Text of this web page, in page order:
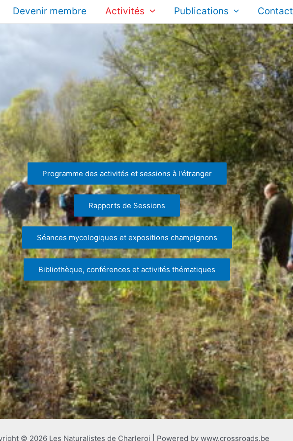
Devenir membre Activités Publications Contact
Programme des activités et sessions à l'étranger
Rapports de Sessions
Séances mycologiques et expositions champignons
Bibliothèque, conférences et activités thématiques
© 2026 Les Naturalistes de Charleroi | Powered by www.crossroads.be